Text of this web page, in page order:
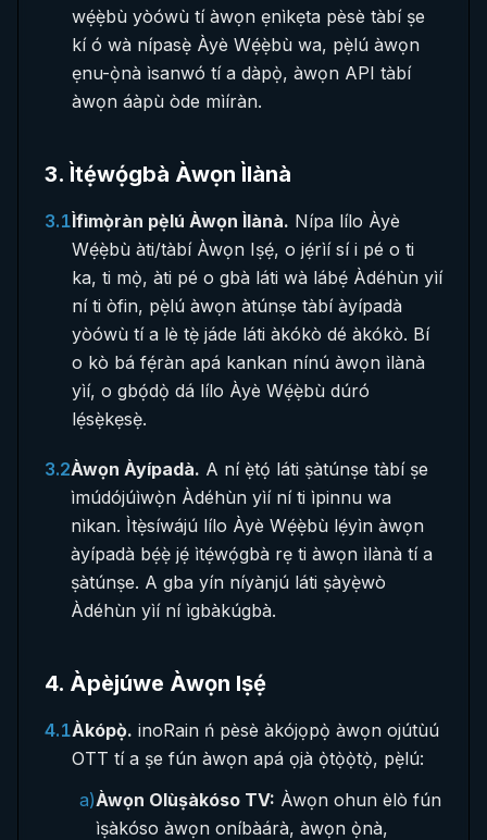
wẹ́ẹ̀bù yòówù tí àwọn ẹnìkẹta pèsè tàbí ṣe
kí ó wà nípasẹ̀ Àyè Wẹ́ẹ̀bù wa, pẹ̀lú àwọn
ẹnu-ọ̀nà ìsanwó tí a dàpọ̀, àwọn API tàbí
àwọn áàpù òde mìíràn.
3. Ìtẹ́wọ́gbà Àwọn Ìlànà
3.1Ìfìmọ̀ràn pẹ̀lú Àwọn Ìlànà. Nípa lílo Àyè
Wẹ́ẹ̀bù àti/tàbí Àwọn Iṣẹ́, o jẹ́rìí sí i pé o ti
ka, ti mọ̀, àti pé o gbà láti wà lábẹ́ Àdéhùn yìí
ní ti òfin, pẹ̀lú àwọn àtúnṣe tàbí àyípadà
yòówù tí a lè tẹ̀ jáde láti àkókò dé àkókò. Bí
o kò bá fẹ́ràn apá kankan nínú àwọn ìlànà
yìí, o gbọ́dọ̀ dá lílo Àyè Wẹ́ẹ̀bù dúró
lẹ́sẹ̀kẹsẹ̀.
3.2Àwọn Àyípadà. A ní ẹ̀tọ́ láti ṣàtúnṣe tàbí ṣe
ìmúdójúìwọ̀n Àdéhùn yìí ní ti ìpinnu wa
nìkan. Ìtẹ̀síwájú lílo Àyè Wẹ́ẹ̀bù lẹ́yìn àwọn
àyípadà bẹ́ẹ̀ jẹ́ ìtẹ́wọ́gbà rẹ ti àwọn ìlànà tí a
ṣàtúnṣe. A gba yín níyànjú láti ṣàyẹ̀wò
Àdéhùn yìí ní ìgbàkúgbà.
4. Àpèjúwe Àwọn Iṣẹ́
4.1Àkópọ̀. inoRain ń pèsè àkójọpọ̀ àwọn ojútùú
OTT tí a ṣe fún àwọn apá ọjà ọ̀tọ̀ọ̀tọ̀, pẹ̀lú:
a)Àwọn Olùṣàkóso TV: Àwọn ohun èlò fún
ìṣàkóso àwọn oníbàárà, àwọn ọ̀nà,